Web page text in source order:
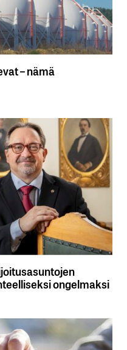
asioita.
kirjautua
Pakolliset
– nämä
ongelmaksi